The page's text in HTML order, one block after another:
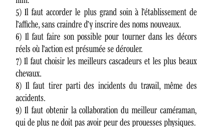
5) Il faut accorder le plus grand soin à l’établissement de
l’affiche, sans craindre d’y inscrire des noms nouveaux.
6) Il faut faire son possible pour tourner dans les décors
réels où l’action est présumée se dérouler.
7) Il faut choisir les meilleurs cascadeurs et les plus beaux
chevaux.
8) Il faut tirer parti des incidents du travail, même des
accidents.
9) Il faut obtenir la collaboration du meilleur caméraman,
qui de plus ne doit pas avoir peur des prouesses physiques.